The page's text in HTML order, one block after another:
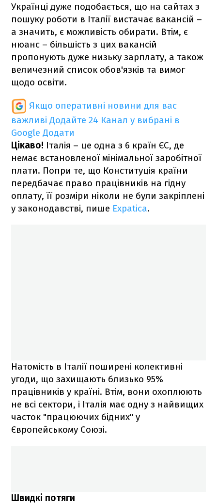
Українці дуже подобається, що на сайтах з
пошуку роботи в Італії вистачає вакансій –
а значить, є можливість обирати. Втім, є
нюанс – більшість з цих вакансій
пропонують дуже низьку зарплату, а також
величезний список обов'язків та вимог
щодо освіти.
Якщо оперативні новини для вас
важливі Додайте 24 Канал у вибрані в
Google Додати
Цікаво! Італія – це одна з 6 країн ЄС, де
немає встановленої мінімальної заробітної
плати. Попри те, що Конституція країни
передбачає право працівників на гідну
оплату, її розміри ніколи не були закріплені
у законодавстві, пише Expatica.
Натомість в Італії поширені колективні
угоди, що захищають близько 95%
працівників у країні. Втім, вони охоплюють
не всі сектори, і Італія має одну з найвищих
часток "працюючих бідних" у
Європейському Союзі.
Швидкі потяги